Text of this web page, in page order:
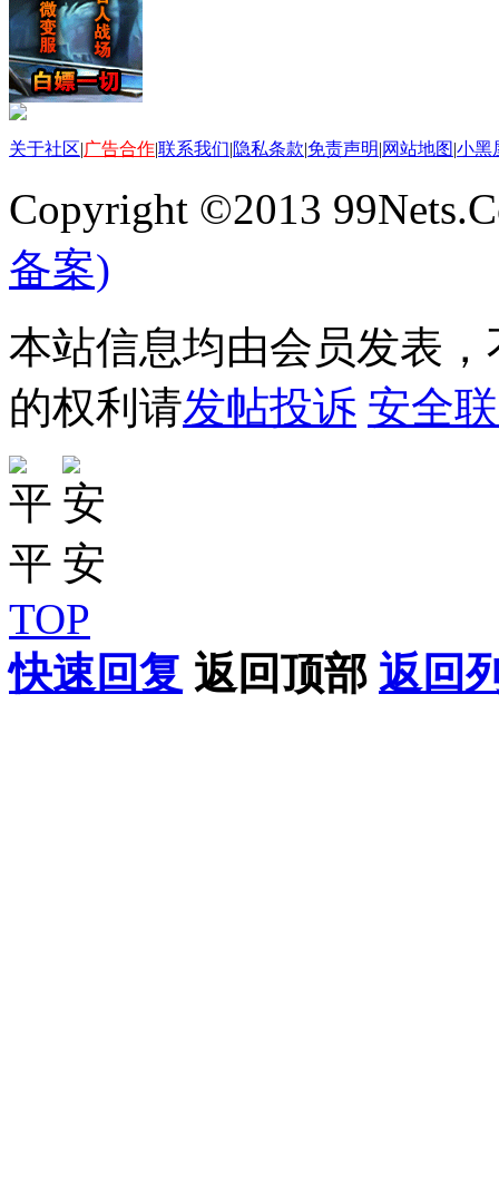
关于社区|广告合作|联系我们|隐私条款|免责声明|网站地图|小黑
Copyright ©2013
备案)
本站信息均由会员发表
的权利请发帖投诉 安全
TOP
快速回复 返回顶部 返回